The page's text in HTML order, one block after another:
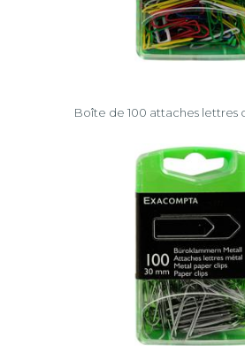
Boîte de 100 attaches lettres